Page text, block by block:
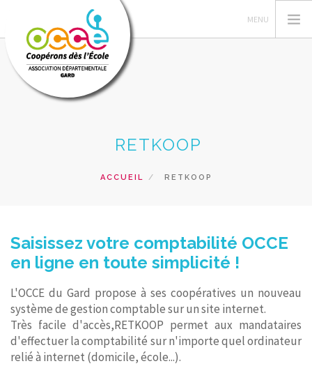
GERER SA COOPERATIVE
PRETS ET SERVICES
RECHERCHER
CONTACT
RETKOOP
ACCUEIL RETKOOP
Saisissez votre comptabilité OCCE
en ligne en toute simplicité !
L'OCCE du Gard propose à ses coopératives un nouveau
système de gestion comptable sur un site internet.
Très facile d'accès,RETKOOP permet aux mandataires
d'effectuer la comptabilité sur n'importe quel ordinateur
relié à internet (domicile, école...).